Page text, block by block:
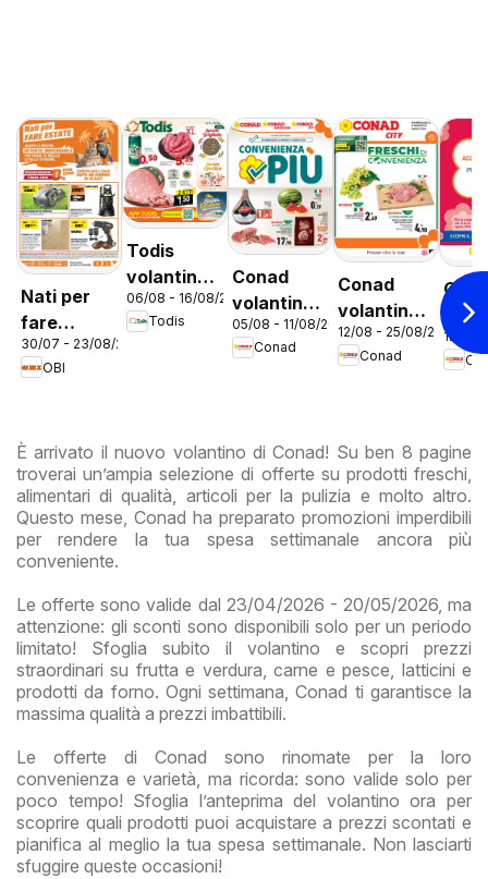
Nati per
fare
estate
30/07 - 23/08/2026
OBI
Todis
volantino
Lazio
06/08 - 16/08/2026
Todis
Conad
volantino
Convenienza
Più Lazio
05/08 - 11/08/2026
Conad
Conad
volantino
City Lazio
12/08 - 25/08/2026
Conad
City
12/08
È arrivato il nuovo volantino di Conad! Su ben 8 pagine
troverai un’ampia selezione di offerte su prodotti freschi,
alimentari di qualità, articoli per la pulizia e molto altro.
Questo mese, Conad ha preparato promozioni imperdibili
per rendere la tua spesa settimanale ancora più
conveniente.
Le offerte sono valide dal 23/04/2026 - 20/05/2026, ma
attenzione: gli sconti sono disponibili solo per un periodo
limitato! Sfoglia subito il volantino e scopri prezzi
straordinari su frutta e verdura, carne e pesce, latticini e
prodotti da forno. Ogni settimana, Conad ti garantisce la
massima qualità a prezzi imbattibili.
Le offerte di Conad sono rinomate per la loro
convenienza e varietà, ma ricorda: sono valide solo per
poco tempo! Sfoglia l’anteprima del volantino ora per
scoprire quali prodotti puoi acquistare a prezzi scontati e
pianifica al meglio la tua spesa settimanale. Non lasciarti
sfuggire queste occasioni!